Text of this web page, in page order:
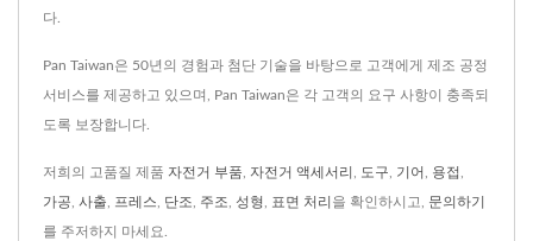
다.
Pan Taiwan은 50년의 경험과 첨단 기술을 바탕으로 고객에게 제조 공정
서비스를 제공하고 있으며, Pan Taiwan은 각 고객의 요구 사항이 충족되
도록 보장합니다.
저희의 고품질 제품 자전거 부품 자전거 액세서리 도구 기어 용접
가공 사출 프레스 단조 주조 성형 표면 처리 을 확인하시고, 문의하기
를 주저하지 마세요.